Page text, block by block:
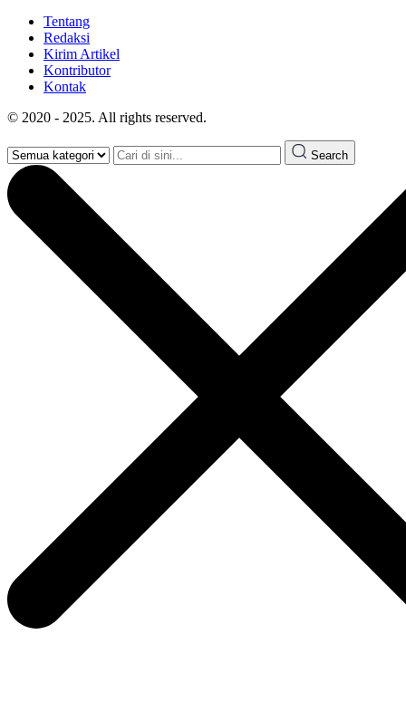
Tentang
Redaksi
Kirim Artikel
Kontributor
Kontak
© 2020 - 2025. All rights reserved.
Search